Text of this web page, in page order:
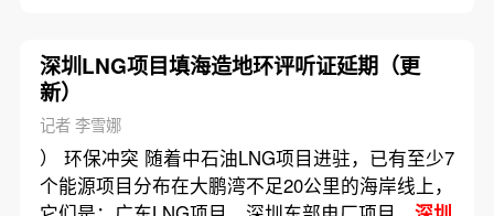
深圳LNG项目填海造地环评听证延期（更
新）
记者 李雪娜
） 环保冲突 随着中石油LNG项目进驻，已有至少7
个能源项目分布在大鹏湾不足20公里的海岸线上，